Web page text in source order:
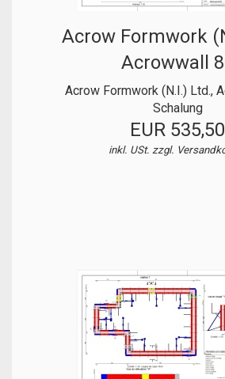
Acrow Formwork
Acrowwall
Acrow Formwork (N.I.) Ltd.,
Schalung
EUR 535,50
inkl. USt. zzgl.